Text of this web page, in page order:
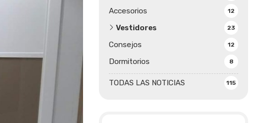
TODAS LAS NOTICIAS 115
Accesorios 12
Vestidores 23
Consejos 12
Dormitorios 8